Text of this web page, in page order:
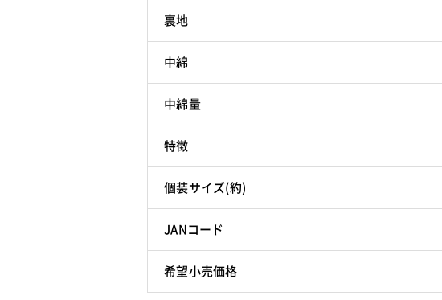
裏地
中綿
中綿量
特徴
個装サイズ(約)
JANコード
希望小売価格